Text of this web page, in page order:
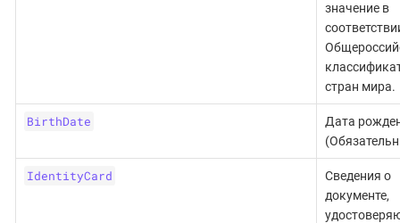
значение в
стран мира.
BirthDate
Дата
IdentityCard
Сведения о
документе,